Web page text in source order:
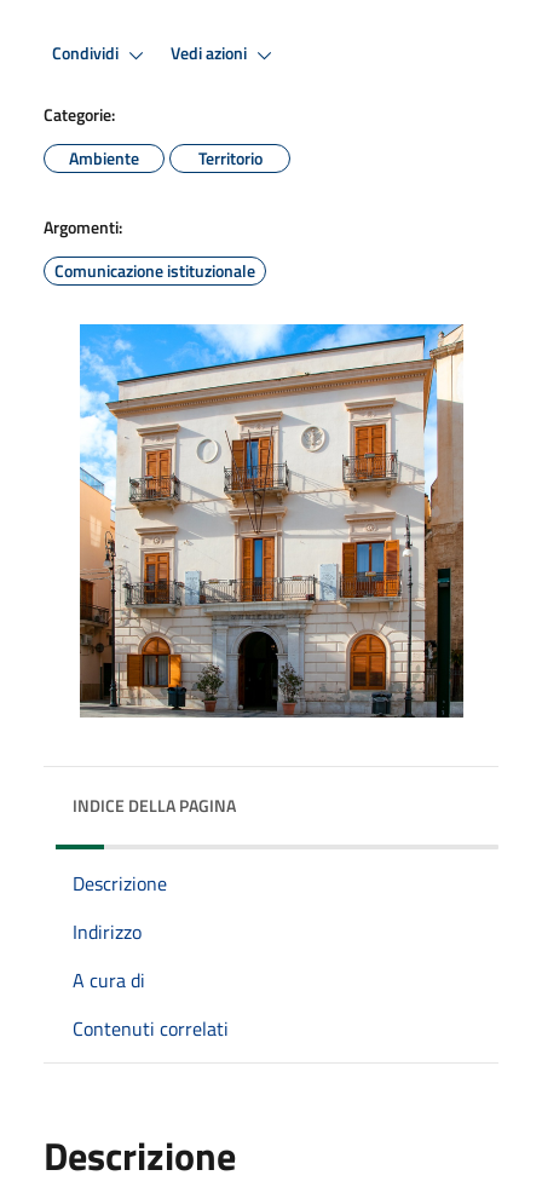
Condividi Vedi azioni
Categorie:
Ambiente
Territorio
Argomenti:
Comunicazione istituzionale
INDICE DELLA PAGINA
Descrizione
Indirizzo
A cura di
Contenuti correlati
Descrizione